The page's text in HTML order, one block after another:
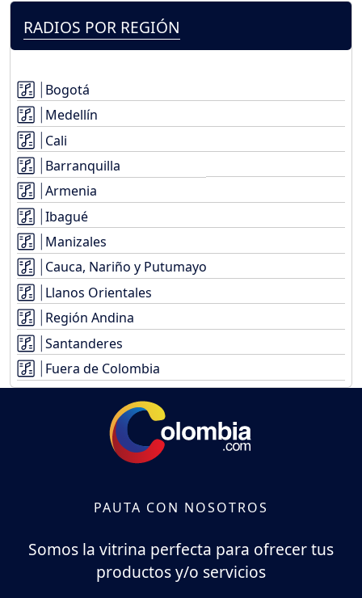
RADIOS POR REGIÓN
Bogotá
Medellín
Cali
Barranquilla
Armenia
Ibagué
Manizales
Cauca, Nariño y Putumayo
Llanos Orientales
Región Andina
Santanderes
Fuera de Colombia
PAUTA CON NOSOTROS
Somos la vitrina perfecta para ofrecer tus
productos y/o servicios